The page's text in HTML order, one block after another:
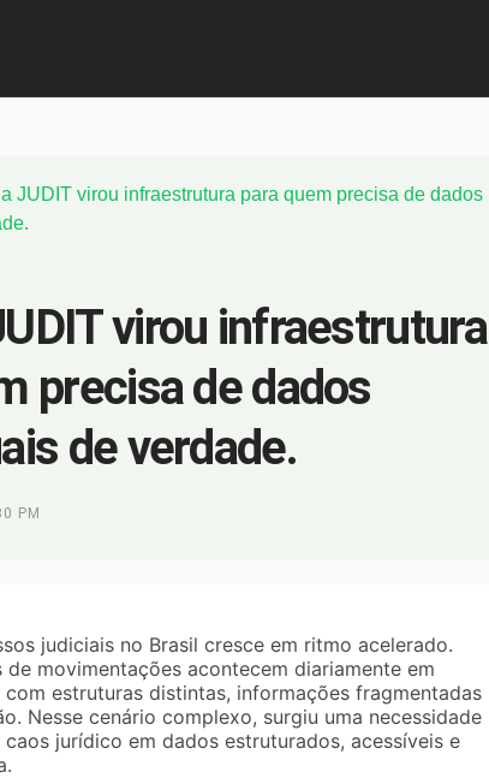
JUDIT virou infraestrutura para quem precisa de dados
virou infraestrutura
precisa de dados
de verdade.
PM
judiciais no Brasil cresce em ritmo acelerado.
de movimentações acontecem diariamente em
estruturas distintas, informações fragmentadas
Nesse cenário complexo, surgiu uma necessidade
jurídico em dados estruturados, acessíveis e